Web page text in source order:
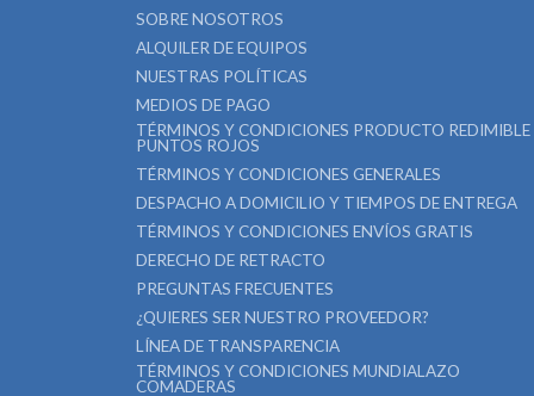
SOBRE NOSOTROS
ALQUILER DE EQUIPOS
NUESTRAS POLÍTICAS
MEDIOS DE PAGO
TÉRMINOS Y CONDICIONES PRODUCTO REDIMIBLE
PUNTOS ROJOS
TÉRMINOS Y CONDICIONES GENERALES
DESPACHO A DOMICILIO Y TIEMPOS DE ENTREGA
TÉRMINOS Y CONDICIONES ENVÍOS GRATIS
DERECHO DE RETRACTO
PREGUNTAS FRECUENTES
¿QUIERES SER NUESTRO PROVEEDOR?
LÍNEA DE TRANSPARENCIA
TÉRMINOS Y CONDICIONES MUNDIALAZO
COMADERAS